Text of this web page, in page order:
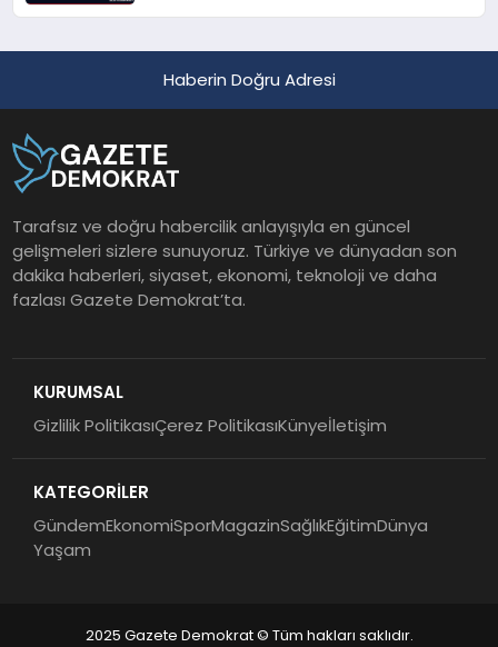
Haberin Doğru Adresi
Tarafsız ve doğru habercilik anlayışıyla en güncel
gelişmeleri sizlere sunuyoruz. Türkiye ve dünyadan son
dakika haberleri, siyaset, ekonomi, teknoloji ve daha
fazlası Gazete Demokrat’ta.
KURUMSAL
Gizlilik PolitikasıÇerez PolitikasıKünyeİletişim
KATEGORİLER
GündemEkonomiSporMagazinSağlıkEğitimDünya
Yaşam
2025 Gazete Demokrat © Tüm hakları saklıdır.